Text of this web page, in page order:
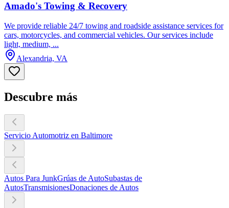
Amado's Towing & Recovery
We provide reliable 24/7 towing and roadside assistance services for
cars, motorcycles, and commercial vehicles. Our services include
light, medium, ...
Alexandria, VA
Descubre más
Servicio Automotriz en Baltimore
Autos Para JunkGrúas de AutoSubastas de
AutosTransmisionesDonaciones de Autos